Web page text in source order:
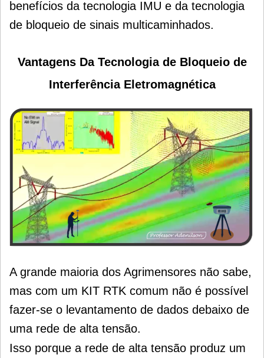
benefícios da tecnologia IMU e da tecnologia
de bloqueio de sinais multicaminhados.
Vantagens Da Tecnologia de Bloqueio de
Interferência Eletromagnética
A grande maioria dos Agrimensores não sabe,
mas com um KIT RTK comum não é possível
fazer-se o levantamento de dados debaixo de
uma rede de alta tensão.
Isso porque a rede de alta tensão produz um